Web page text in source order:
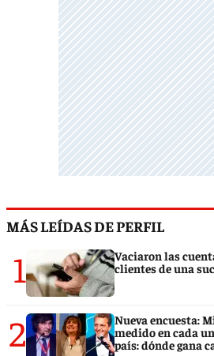
MÁS LEÍDAS DE PERFIL
1
Vaciaron las
clientes de una
2
Nueva encuesta:
medido en cada
país: dónde gana